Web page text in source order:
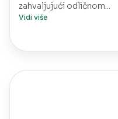
zahvaljujući odličnom...
Vidi više